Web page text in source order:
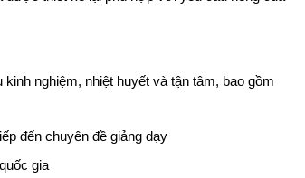
nghiệm, nhiệt huyết và tận tâm, bao gồm
đến chuyên đề giảng dạy
gia